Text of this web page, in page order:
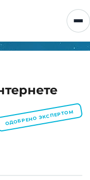
ОДОБРЕНО ЭКСПЕРТОМ